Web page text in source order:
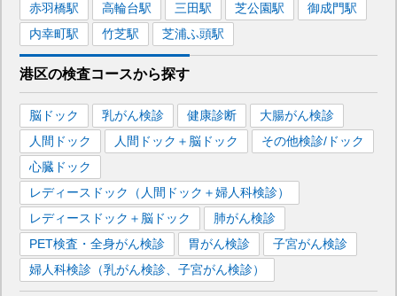
赤羽橋駅 高輪台駅 三田駅 芝公園駅 御成門駅
内幸町駅 竹芝駅 芝浦ふ頭駅
港区の検査コースから探す
脳ドック 乳がん検診 健康診断
大腸がん検診
人間ドック
人間ドック＋脳ドック
その他検診/ドック
心臓ドック
レディースドック（人間ドック＋婦人科検診）
レディースドック＋脳ドック
肺がん検診
PET検査・全身がん検診
胃がん検診
子宮がん検診
婦人科検診（乳がん検診、子宮がん検診）